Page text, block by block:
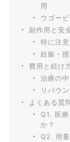
用
ウゴー
副作用と安
特に注
妊娠・
費用と続け
治療の
リバウ
よくある質
Q1. 医
か？
Q2. 用